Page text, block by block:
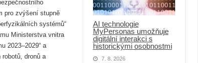
AI technologie
MyPersonas umožňuje
digitální interakci s
historickými osobnostmi
7. 8. 2026
pro zvýšení stupně
systémů“
Ministerstva vnitra
2023–2029“ a
dronů a